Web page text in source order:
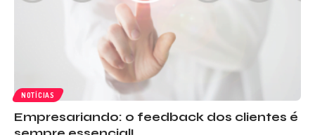
NOTÍCIAS
Empresariando: o feedback dos clientes é